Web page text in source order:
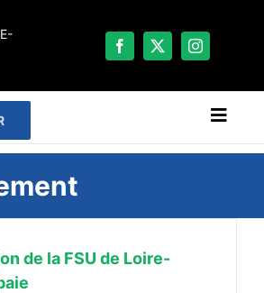
LES UNES
#ACTUALITÉS
de la FSU de Loire-